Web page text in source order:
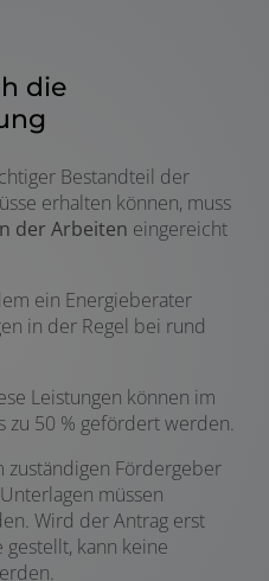
die
Bestandteil der
erhalten können, muss
der Arbeiten eingereicht
ein Energieberater
in der Regel bei rund
Leistungen können im
zu 50 % gefördert werden.
Fördergeber
müssen
Wird der Antrag erst
kann keine